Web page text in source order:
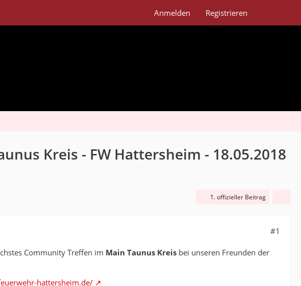
Anmelden Registrieren
Kreis - FW Hattersheim - 18.05.2018
1. offizieller Beitrag
#1
Community Treffen im Main Taunus Kreis bei unseren Freunden der
hattersheim.de/